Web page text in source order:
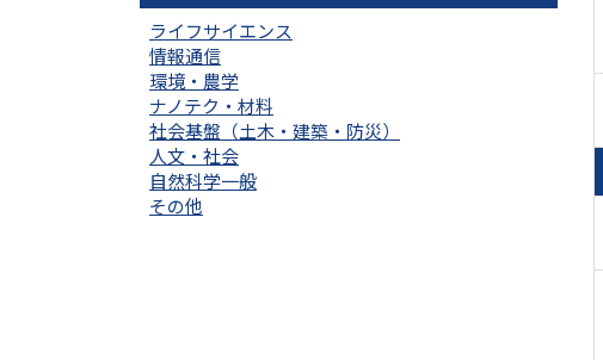
ライフサイエンス
情報通信
環境・農学
ナノテク・材料
社会基盤（土木・建築・防災）
人文・社会
自然科学一般
その他